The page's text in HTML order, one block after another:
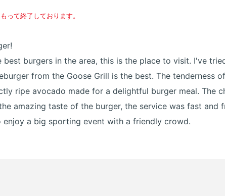
って終了しております。
burgers in the area, this is the place to visit. I've
from the Goose Grill is the best. The tenderness
ripe avocado made for a delightful burger meal. The
amazing taste of the burger, the service was fast and
a big sporting event with a friendly crowd.